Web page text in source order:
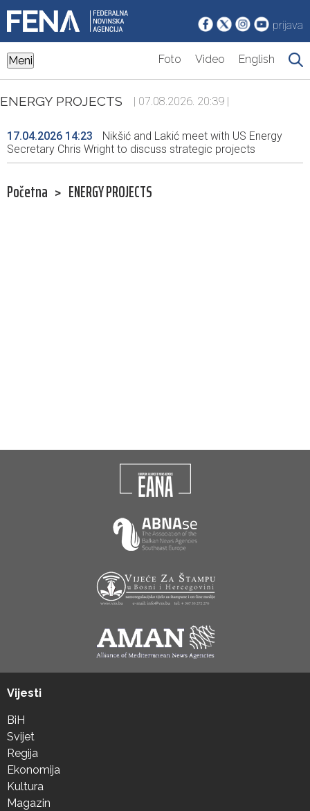
prijava
Meni Foto Video English
ENERGY PROJECTS | 07.08.2026. 20:39 |
17.04.2026 14:23
Nikšić and Lakić meet with US Energy
Secretary Chris Wright to discuss strategic projects
Početna > ENERGY PROJECTS
Vijesti
BiH
Svijet
Regija
Ekonomija
Kultura
Magazin